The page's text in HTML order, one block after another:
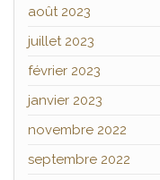
août 2023
juillet 2023
février 2023
janvier 2023
novembre 2022
septembre 2022